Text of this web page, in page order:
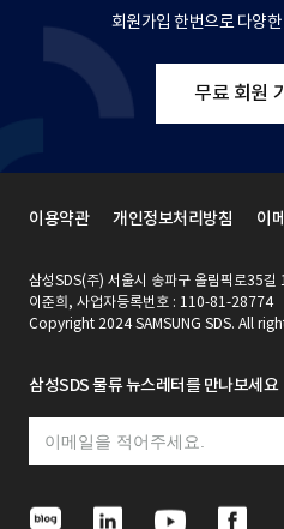
회원가입 한번으로 다양
무료 회원
삼성SDS 물류 뉴스레터를 만나보세요
N
L
Y
F
삼성SDS(주) 서울시 송파구 올림픽로35
이준희, 사업자등록번호 : 110-81-28774
Copyright 2024 SAMSUNG SDS. All
이용약관 개인정보처리방침 이